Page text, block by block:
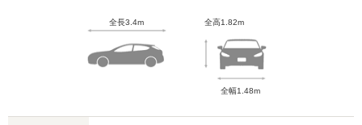
全長3.4m 全高1.82m
全幅1.48m